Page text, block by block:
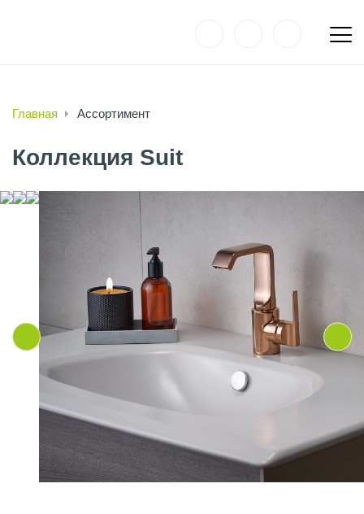
Главная Ассортимент
Коллекция Suit